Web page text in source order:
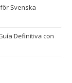
Svenska
Definitiva con